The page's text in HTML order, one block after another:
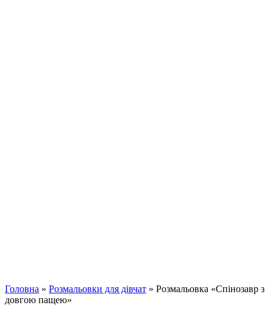
Головна » Розмальовки для дівчат » Розмальовка «Спінозавр з
довгою пащею»